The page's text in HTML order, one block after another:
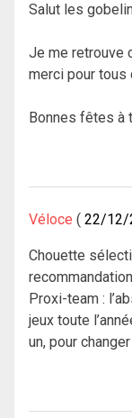
Salut les
Je me retrouve
merci pour tous
Bonnes fêtes à
Véloce 22/12/
Chouette
Proxi-team :
jeux toute
un, pour